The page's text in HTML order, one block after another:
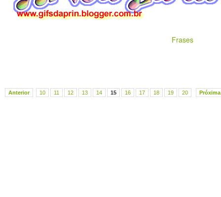
Frases
Anterior 10 11 12 13 14 15 16 17 18 19 20 Próxima